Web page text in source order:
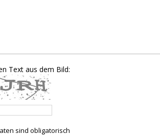
Text aus dem Bild:
sind obligatorisch